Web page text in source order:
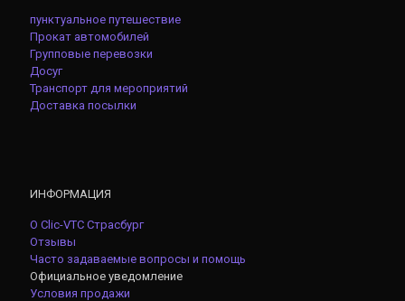
пунктуальное путешествие
Прокат автомобилей
Групповые перевозки
Досуг
Транспорт для мероприятий
Доставка посылки
ИНФОРМАЦИЯ
О Clic-VTC Страсбург
Отзывы
Часто задаваемые вопросы и помощь
Официальное уведомление
Условия продажи